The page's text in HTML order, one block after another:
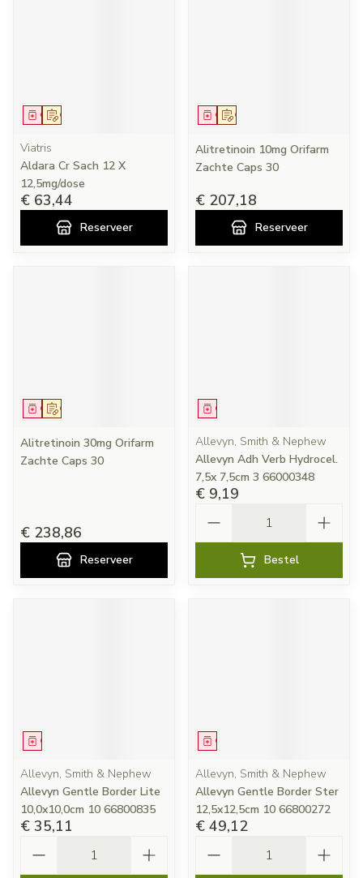
Op voorschrift
Geneesmiddel
Viatris
Aldara Cr Sach 12 X
12,5mg/dose
€ 63,44
Reserveer
Op voorschrift
Geneesmiddel
Alitretinoin 10mg Orifarm
Zachte Caps 30
€ 207,18
Reserveer
Op voorschrift
Geneesmiddel
Alitretinoin 30mg Orifarm
Zachte Caps 30
€ 238,86
Reserveer
Geneesmiddel
Allevyn, Smith & Nephew
Allevyn Adh Verb Hydrocel.
7,5x 7,5cm 3 66000348
€ 9,19
Bestel
Geneesmiddel
Allevyn, Smith & Nephew
Allevyn Gentle Border Lite
10,0x10,0cm 10 66800835
€ 35,11
Geneesmiddel
Allevyn, Smith & Nephew
Allevyn Gentle Border Ster
12,5x12,5cm 10 66800272
€ 49,12